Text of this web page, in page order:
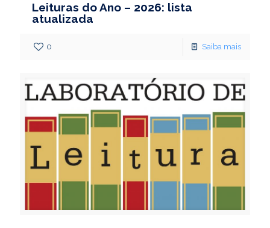
Leituras do Ano – 2026: lista
atualizada
0 Saiba mais